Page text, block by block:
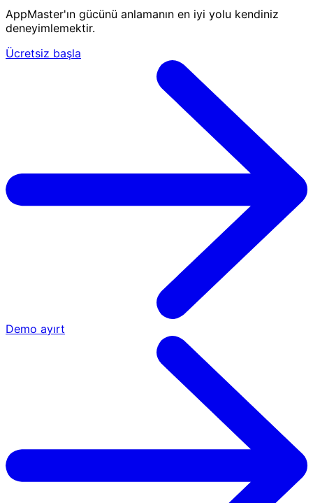
AppMaster'ın gücünü anlamanın en iyi yolu kendiniz
deneyimlemektir.
Ücretsiz başla
Demo ayırt